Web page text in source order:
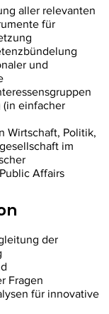
aller relevanten
für
und
(in einfacher
Wirtschaft, Politik,
im
Affairs
der
Fragen
für innovative